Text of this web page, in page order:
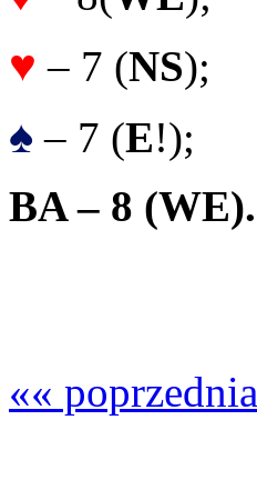
♥ – 7 (NS);
♠ – 7 (E!);
BA – 8 (WE).
«« poprzednia